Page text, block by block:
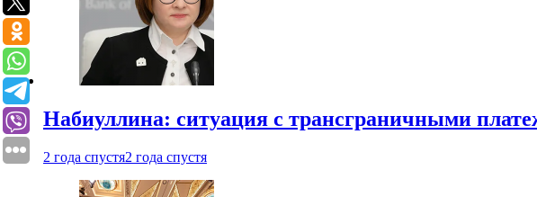
Набиуллина: ситуация с трансграничными
2 года спустя2 года спустя